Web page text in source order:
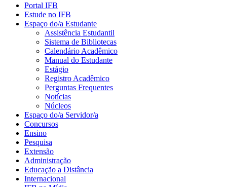
Portal IFB
Estude no IFB
Espaço do/a Estudante
Assistência Estudantil
Sistema de Bibliotecas
Calendário Acadêmico
Manual do Estudante
Estágio
Registro Acadêmico
Perguntas Frequentes
Notícias
Núcleos
Espaço do/a Servidor/a
Concursos
Ensino
Pesquisa
Extensão
Administração
Educação a Distância
Internacional